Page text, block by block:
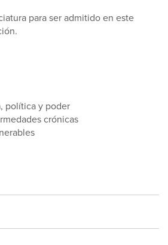
para ser admitido en este
política y poder
crónicas